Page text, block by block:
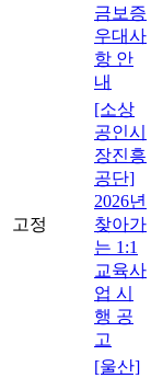
금보증
우대사
항 안
내
고정
[소상
공인시
장진흥
공단]
2026년
찾아가
는 1:1
교육사
업 시
행 공
고
[울산]